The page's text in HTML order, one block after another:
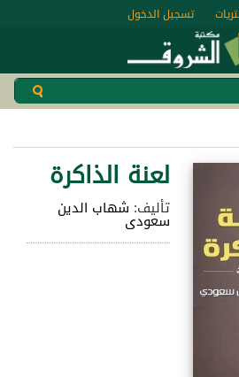
تسجيل الدخول
لعنة الذاكرة
تأليف: شهاب الدين
سعودى